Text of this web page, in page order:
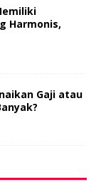
Harmonis,
Gaji atau